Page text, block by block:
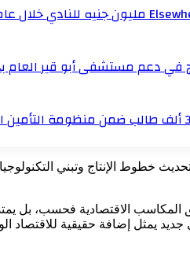
في دعم مستشفى أبو قير
خطوط الإنتاج وتبني
الاقتصادية فحسب، بل
يمثل إضافة حقيقية للاقتصاد